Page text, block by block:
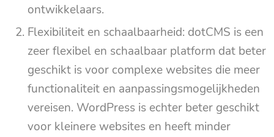
ontwikkelaars.
Flexibiliteit en schaalbaarheid: dotCMS is een
zeer flexibel en schaalbaar platform dat beter
geschikt is voor complexe websites die meer
functionaliteit en aanpassingsmogelijkheden
vereisen. WordPress is echter beter geschikt
voor kleinere websites en heeft minder